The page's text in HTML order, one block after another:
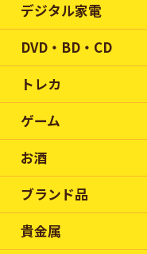
デジタル家電
DVD・BD・CD
トレカ
ゲーム
お酒
ブランド品
貴金属